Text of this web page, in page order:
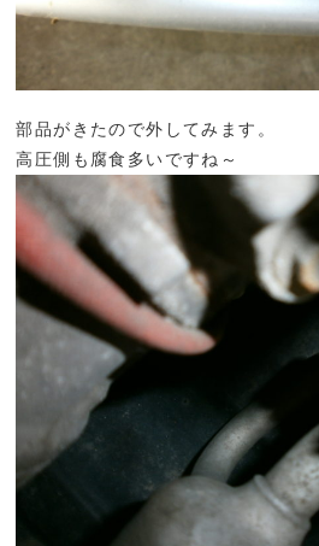
部品がきたので外してみます。
高圧側も腐食多いですね～